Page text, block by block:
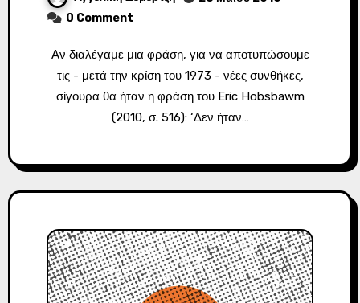
0 Comment
Αν διαλέγαμε μια φράση, για να αποτυπώσουμε
τις - μετά την κρίση του 1973 - νέες συνθήκες,
σίγουρα θα ήταν η φράση του Eric Hobsbawm
(2010, σ. 516): ‘Δεν ήταν…